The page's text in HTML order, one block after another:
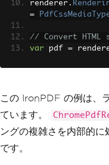
renderer .
=
// Convert HTML
var pdf =
                body { font-family: Ar
ial, sans-serif;
                .invoice-header { back
ground-color:
この IronPDF の例は、
ています。
ングの複雑さを内部的に
です。